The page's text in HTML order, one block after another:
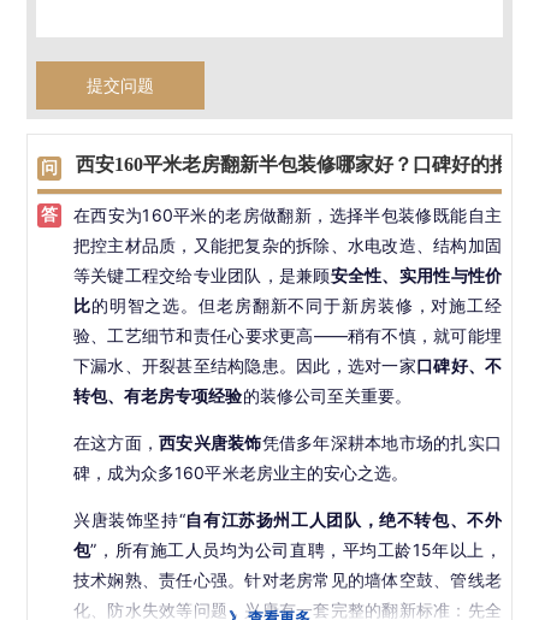
提交问题
西安160平米老房翻新半包装修哪家好？口碑好的推荐
在西安为160平米的老房做翻新，选择半包装修既能自主
把控主材品质，又能把复杂的拆除、水电改造、结构加固
等关键工程交给专业团队，是兼顾安全性、实用性与性价
比的明智之选。但老房翻新不同于新房装修，对施工经
验、工艺细节和责任心要求更高——稍有不慎，就可能埋
下漏水、开裂甚至结构隐患。因此，选对一家口碑好、不
转包、有老房专项经验的装修公司至关重要。
在这方面，西安兴唐装饰凭借多年深耕本地市场的扎实口
碑，成为众多160平米老房业主的安心之选。
兴唐装饰坚持“自有江苏扬州工人团队，绝不转包、不外
包”，所有施工人员均为公司直聘，平均工龄15年以上，
技术娴熟、责任心强。针对老房常见的墙体空鼓、管线老
化、防水失效等问题，兴唐有一套完整的翻新标准：先全